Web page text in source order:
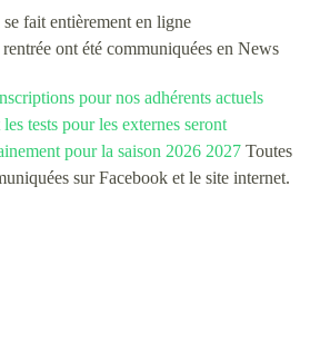
fait entièrement en ligne
ont été communiquées en News
pour nos adhérents actuels
tests pour les externes seront
pour la saison 2026 2027 Toutes
sur Facebook et le site internet.